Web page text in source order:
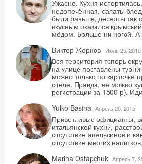
Ужасно. Кухня
недопечённая, салаты
были раньше, десерты так
вкусным оказался
мёдом. Больше ни ногой. А
Виктор Жернов
Июль 25, 2015
Вся территория теперь
на улице поставлены
можно только по карточке
отеле. Правда, её можно
регистрации за 1500 р).
Yulko Basina Aпрель 20, 2015
Приветливые официанты,
итальянской кухни,
отсутствие апельсинов и
отсутствие многих напитков.
Marina Ostapchuk Aпрель 7,